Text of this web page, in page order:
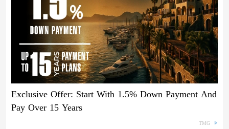
Exclusive Offer: Start With 1.5% Down Payment And
Pay Over 15 Years
TMG